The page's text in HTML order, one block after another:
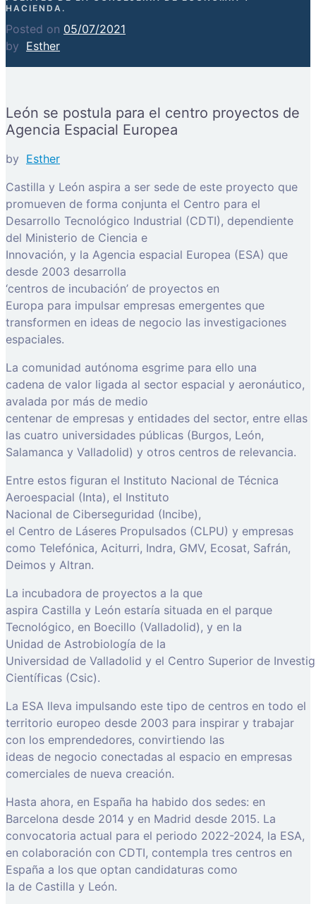
HACIENDA.
Posted on 05/07/2021
by Esther
León se postula para el centro proyectos de
Agencia Espacial Europea
by Esther
Castilla y León aspira a ser sede de este proyecto que
promueven de forma conjunta el Centro para el
Desarrollo Tecnológico Industrial (CDTI), dependiente
del Ministerio de Ciencia e
Innovación, y la Agencia espacial Europea (ESA) que
desde 2003 desarrolla
‘centros de incubación’ de proyectos en
Europa para impulsar empresas emergentes que
transformen en ideas de negocio las investigaciones
espaciales.
La comunidad autónoma esgrime para ello una
cadena de valor ligada al sector espacial y aeronáutico,
avalada por más de medio
centenar de empresas y entidades del sector, entre ellas
las cuatro universidades públicas (Burgos, León,
Salamanca y Valladolid) y otros centros de relevancia.
Entre estos figuran el Instituto Nacional de Técnica
Aeroespacial (Inta), el Instituto
Nacional de Ciberseguridad (Incibe),
el Centro de Láseres Propulsados (CLPU) y empresas
como Telefónica, Aciturri, Indra, GMV, Ecosat, Safrán,
Deimos y Altran.
La incubadora de proyectos a la que
aspira Castilla y León estaría situada en el parque
Tecnológico, en Boecillo (Valladolid), y en la
Unidad de Astrobiología de la
Universidad de Valladolid y el Centro Superior de
Científicas (Csic).
La ESA lleva impulsando este tipo de centros en todo el
territorio europeo desde 2003 para inspirar y trabajar
con los emprendedores, convirtiendo las
ideas de negocio conectadas al espacio en empresas
comerciales de nueva creación.
Hasta ahora, en España ha habido dos sedes: en
Barcelona desde 2014 y en Madrid desde 2015. La
convocatoria actual para el periodo 2022-2024, la ESA,
en colaboración con CDTI, contempla tres centros en
España a los que optan candidaturas como
la de Castilla y León.